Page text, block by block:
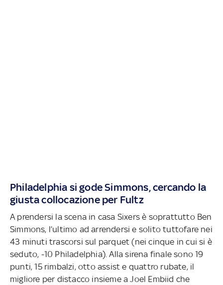
Philadelphia si gode Simmons, cercando la
giusta collocazione per Fultz
A prendersi la scena in casa Sixers è soprattutto Ben
Simmons, l’ultimo ad arrendersi e solito tuttofare nei
43 minuti trascorsi sul parquet (nei cinque in cui si è
seduto, -10 Philadelphia). Alla sirena finale sono 19
punti, 15 rimbalzi, otto assist e quattro rubate, il
migliore per distacco insieme a Joel Embiid che